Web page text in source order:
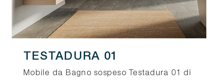
TESTADURA 01
Mobile da Bagno sospeso Testadura 01 di